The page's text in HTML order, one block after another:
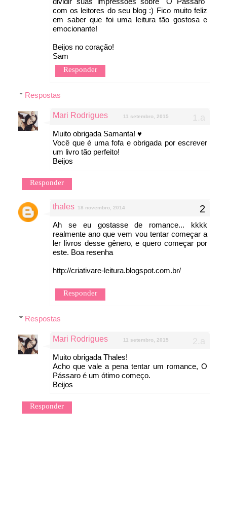
com os leitores do seu blog :) Fico muito feliz
em saber que foi uma leitura tão gostosa e
emocionante!
Beijos no coração!
Sam
Responder
Respostas
Mari Rodrigues 11 setembro, 2015
Muito obrigada Samanta! ♥
Você que é uma fofa e obrigada por escrever
um livro tão perfeito!
Beijos
Responder
thales 18 novembro, 2014
Ah se eu gostasse de romance... kkkk
realmente ano que vem vou tentar começar a
ler livros desse gênero, e quero começar por
este. Boa resenha
http://criativare-leitura.blogspot.com.br/
Responder
Respostas
Mari Rodrigues 11 setembro, 2015
Muito obrigada Thales!
Acho que vale a pena tentar um romance, O
Pássaro é um ótimo começo.
Beijos
Responder